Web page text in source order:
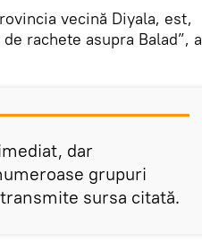
vecină Diyala, est,
rachete asupra Balad”, a
dar
grupuri
sursa citată.